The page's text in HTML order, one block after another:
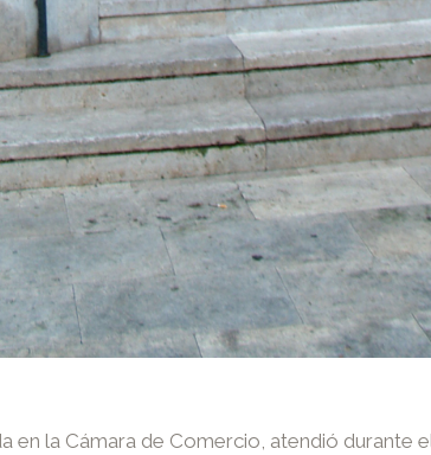
en la Cámara de Comercio, atendió